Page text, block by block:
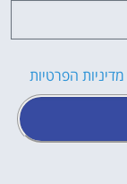
מדיניות הפרטיות